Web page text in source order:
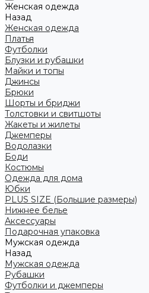
Женская одежда
Назад
Женская одежда
Платья
Футболки
Блузки и рубашки
Майки и топы
Джинсы
Брюки
Шорты и бриджи
Толстовки и свитшоты
Жакеты и жилеты
Джемперы
Водолазки
Боди
Костюмы
Одежда для дома
Юбки
PLUS SIZE (Большие размеры)
Нижнее белье
Аксессуары
Подарочная упаковка
Мужская одежда
Назад
Мужская одежда
Рубашки
Футболки и джемперы